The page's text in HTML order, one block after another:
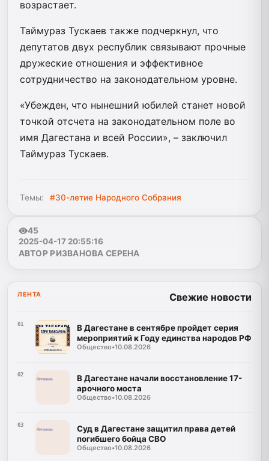
возрастает.
Таймураз Тускаев также подчеркнул, что
депутатов двух республик связывают прочные
дружеские отношения и эффективное
сотрудничество на законодательном уровне.
«Убежден, что нынешний юбилей станет новой
точкой отсчета на законодательном поле во
имя Дагестана и всей России», – заключил
Таймураз Тускаев.
Темы: #30-летие Народного Собрания
45
2025-04-17 20:55:16
АВТОР РИЗВАНОВА СЕРЕНА
ЛЕНТА Свежие новости
01
В Дагестане в сентябре пройдет серия
мероприятий к Году единства народов РФ
Общество•10.08.2026
02
В Дагестане начали восстановление 17-
арочного моста
Общество•10.08.2026
03
Суд в Дагестане защитил права детей
погибшего бойца СВО
Общество•10.08.2026